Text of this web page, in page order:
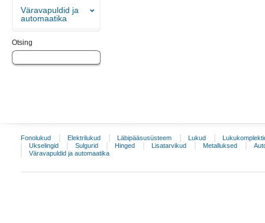
Väravapuldid ja
automaatika
Otsing
Fonolukud Elektrilukud Läbipääsusüsteem Lukud
Ukselingid
Sulgurid Hinged Lisatarvikud Metalluksed
Väravapuldid ja automaatika